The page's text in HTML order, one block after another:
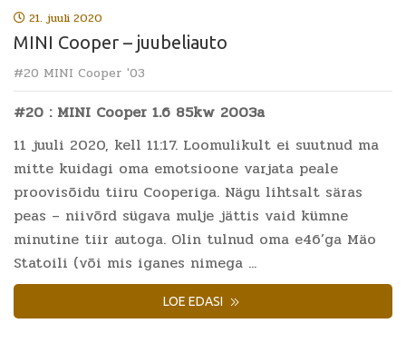
21. juuli 2020
MINI Cooper – juubeliauto
#20 MINI Cooper '03
#20 : MINI Cooper 1.6 85kw 2003a
11 juuli 2020, kell 11:17. Loomulikult ei suutnud ma
mitte kuidagi oma emotsioone varjata peale
proovisõidu tiiru Cooperiga. Nägu lihtsalt säras
peas – niivõrd sügava mulje jättis vaid kümne
minutine tiir autoga. Olin tulnud oma e46’ga Mäo
Statoili (või mis iganes nimega ...
LOE EDASI